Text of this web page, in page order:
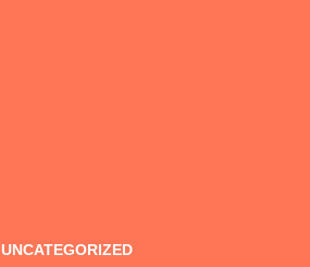
UNCATEGORIZED